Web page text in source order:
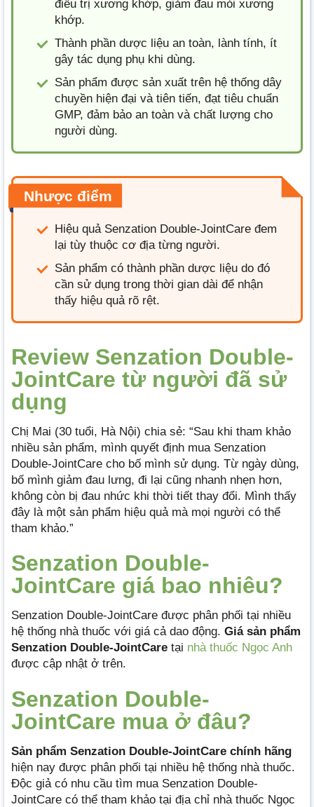
điều trị xương khớp, giảm đau mỏi xương
khớp.
Thành phần dược liệu an toàn, lành tính, ít
gây tác dụng phụ khi dùng.
Sản phẩm được sản xuất trên hệ thống dây
chuyền hiện đại và tiên tiến, đạt tiêu chuẩn
GMP, đảm bảo an toàn và chất lượng cho
người dùng.
Nhược điểm
Hiệu quả Senzation Double-JointCare đem
lại tùy thuộc cơ địa từng người.
Sản phẩm có thành phần dược liệu do đó
cần sử dụng trong thời gian dài để nhận
thấy hiệu quả rõ rệt.
Review Senzation Double-
JointCare từ người đã sử
dụng
Chị Mai (30 tuổi, Hà Nội) chia sẻ: “Sau khi tham khảo
nhiều sản phẩm, mình quyết định mua Senzation
Double-JointCare cho bố mình sử dụng. Từ ngày dùng,
bố mình giảm đau lưng, đi lại cũng nhanh nhẹn hơn,
không còn bị đau nhức khi thời tiết thay đổi. Mình thấy
đây là một sản phẩm hiệu quả mà mọi người có thể
tham khảo.”
Senzation Double-
JointCare giá bao nhiêu?
Senzation Double-JointCare được phân phối tại nhiều
hệ thống nhà thuốc với giá cả dao động. Giá sản phẩm
Senzation Double-JointCare tại nhà thuốc Ngọc Anh
được cập nhật ở trên.
Senzation Double-
JointCare mua ở đâu?
Sản phẩm Senzation Double-JointCare chính hãng
hiện nay được phân phối tại nhiều hệ thống nhà thuốc.
Độc giả có nhu cầu tìm mua Senzation Double-
JointCare có thể tham khảo tại địa chỉ nhà thuốc Ngọc